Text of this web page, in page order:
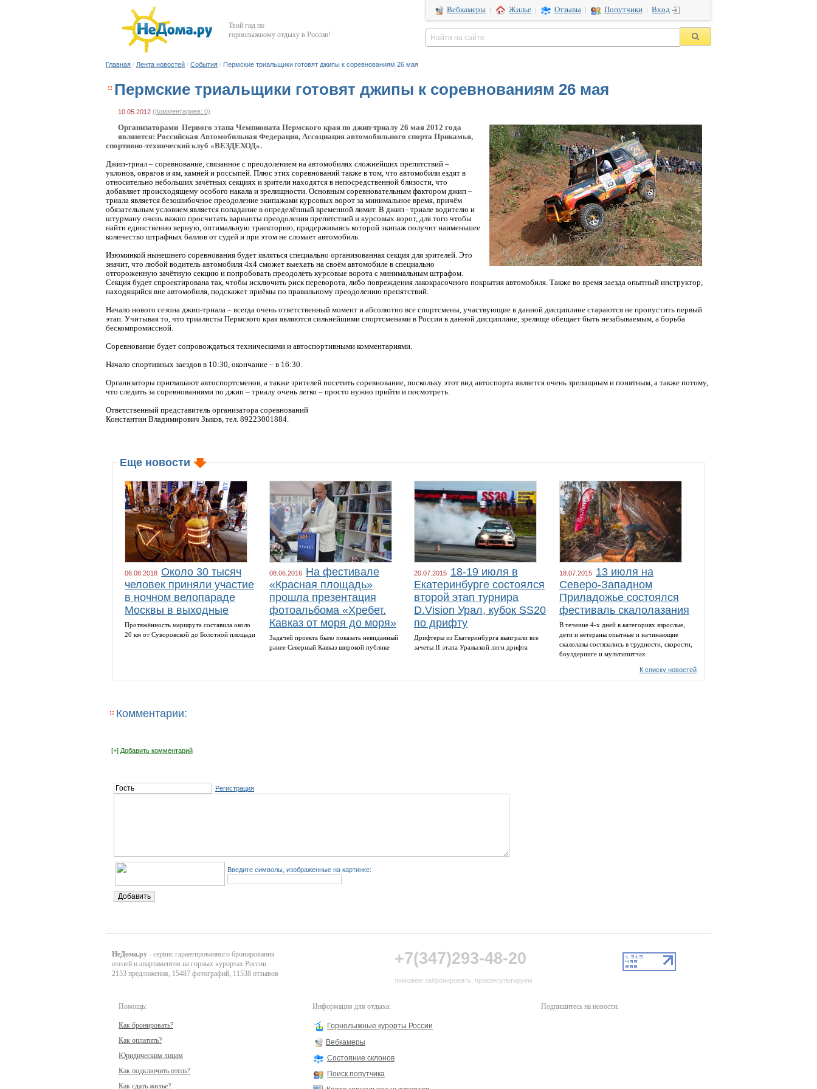
Твой гид по
горнолыжному отдыху в России!
Вебкамеры Жилье Отзывы Попутчики Вход
Главная / Лента новостей / События / Пермские триальщики готовят джипы к соревнованиям 26 мая
Пермские триальщики готовят джипы к соревнованиям 26 мая
10.05.2012 (Комментариев: 0)
Организаторами Первого этапа Чемпионата Пермского края по джип-триалу 26 мая 2012 года
являются: Российская Автомобильная Федерация, Ассоциация автомобильного спорта Прикамья,
спортивно-технический клуб «ВЕЗДЕХОД».
Джип-триал – соревнование, связанное с преодолением на автомобилях сложнейших препятствий –
уклонов, оврагов и ям, камней и россыпей. Плюс этих соревнований также в том, что автомобили ездят в
относительно небольших зачётных секциях и зрители находятся в непосредственной близости, что
добавляет происходящему особого накала и зрелищности. Основным соревновательным фактором джип –
триала является безошибочное преодоление экипажами курсовых ворот за минимальное время, причём
обязательным условием является попадание в определённый временной лимит. В джип - триале водителю и
штурману очень важно просчитать варианты преодоления препятствий и курсовых ворот, для того чтобы
найти единственно верную, оптимальную траекторию, придерживаясь которой экипаж получит наименьшее
количество штрафных баллов от судей и при этом не сломает автомобиль.
Изюминкой нынешнего соревнования будет являться специально организованная секция для зрителей. Это
значит, что любой водитель автомобиля 4х4 сможет выехать на своём автомобиле в специально
отгороженную зачётную секцию и попробовать преодолеть курсовые ворота с минимальным штрафом.
Секция будет спроектирована так, чтобы исключить риск переворота, либо повреждения лакокрасочного покрытия автомобиля. Также во время заезда опытный инструктор,
находящийся вне автомобиля, подскажет приёмы по правильному преодолению препятствий.
Начало нового сезона джип-триала – всегда очень ответственный момент и абсолютно все спортсмены, участвующие в данной дисциплине стараются не пропустить первый
этап. Учитывая то, что триалисты Пермского края являются сильнейшими спортсменами в России в данной дисциплине, зрелище обещает быть незабываемым, а борьба
бескомпромиссной.
Соревнование будет сопровождаться техническими и автоспортивными комментариями.
Начало спортивных заездов в 10:30, окончание – в 16:30.
Организаторы приглашают автоспортсменов, а также зрителей посетить соревнование, поскольку этот вид автоспорта является очень зрелищным и понятным, а также потому,
что следить за соревнованиями по джип – триалу очень легко – просто нужно прийти и посмотреть.
Ответственный представитель организатора соревнований
Константин Владимирович Зыков, тел. 89223001884.
Еще новости
06.08.2018 Около 30 тысяч
человек приняли участие
в ночном велопараде
Москвы в выходные
Протяжённость маршрута составила около
20 км от Суворовской до Болотной площади
08.06.2016 На фестивале
«Красная площадь»
прошла презентация
фотоальбома «Хребет.
Кавказ от моря до моря»
Задачей проекта было показать невиданный
ранее Северный Кавказ широкой публике
20.07.2015 18-19 июля в
Екатеринбурге состоялся
второй этап турнира
D.Vision Урал, кубок SS20
по дрифту
Дрифтеры из Екатеринбурга выиграли все
зачеты II этапа Уральской лиги дрифта
18.07.2015 13 июля на
Северо-Западном
Приладожье состоялся
фестиваль скалолазания
В течение 4-х дней в категориях взрослые,
дети и ветераны опытные и начинающие
скалолазы состязались в трудности, скорости,
боулдеринге и мультипитчах
К списку новостей
Комментарии:
[+] Добавить комментарий
Регистрация
Введите символы, изображенные на картинке:
НеДома.ру - сервис гарантированного бронирования
отелей и апартаментов на горных курортах России
2153 предложения, 15487 фотографий, 11538 отзывов
+7(347)293-48-20
поможем забронировать, проконсультируем
Помощь:
Как бронировать?
Как оплатить?
Юридическим лицам
Как подключить отель?
Как сдать жилье?
Информация для отдыха:
Горнолыжные курорты России
Вебкамеры
Состояние склонов
Поиск попутчика
Подпишитесь на новости: